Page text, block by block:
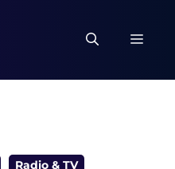
Radio & TV